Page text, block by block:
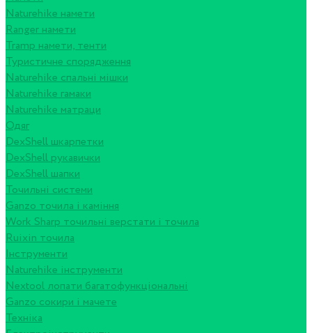
Naturehike намети
Ranger намети
Tramp намети, тенти
Туристичне спорядження
Naturehike спальні мішки
Naturehike гамаки
Naturehike матраци
Одяг
DexShell шкарпетки
DexShell рукавички
DexShell шапки
Точильні системи
Ganzo точила і каміння
Work Sharp точильні верстати і точила
Ruixin точила
Інструменти
Naturehike інструменти
Nextool лопати багатофункціональні
Ganzo сокири і мачете
Техніка